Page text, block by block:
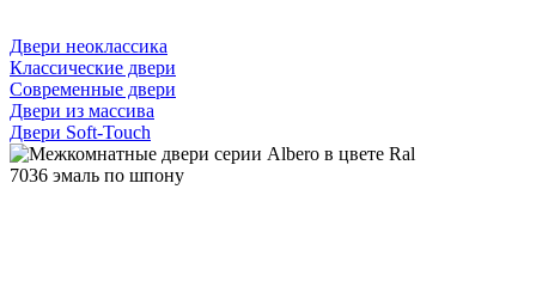
Двери неоклассика
Классические двери
Современные двери
Двери из массива
Двери Soft-Touch